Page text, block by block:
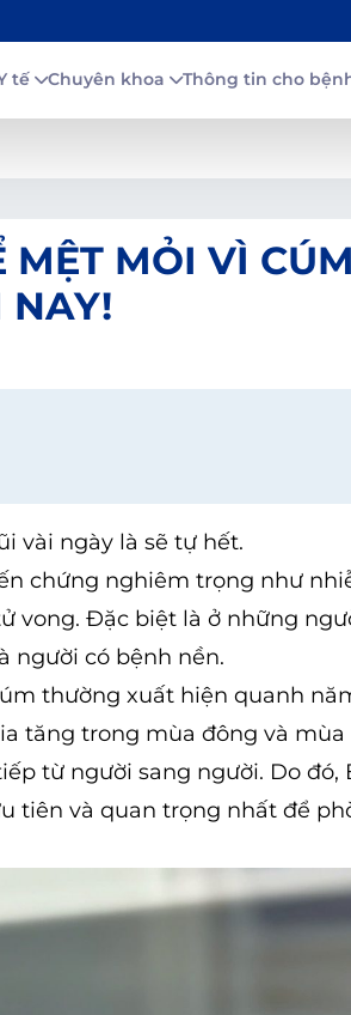
tế Chuyên khoa Thông tin cho
MỎI VÌ
NAY!
vài ngày là sẽ tự hết.
chứng nghiêm trọng như
vong. Đặc biệt là ở những
người có bệnh nền.
thường xuất hiện quanh
tăng trong mùa đông và mùa
từ người sang người. Do đó,
tiên và quan trọng nhất để